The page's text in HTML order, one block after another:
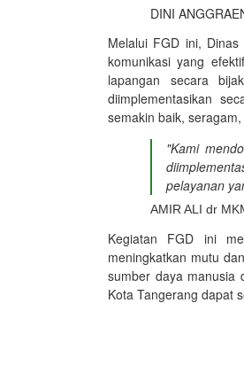
DINI
Melalui FGD ini,
komunikasi yang
lapangan secara
diimplementasikan
semakin baik,
"Kami
pelayanan
AMIR ALI dr
Kegiatan FGD ini
meningkatkan mutu
sumber daya manusia
Kota Tangerang dapat